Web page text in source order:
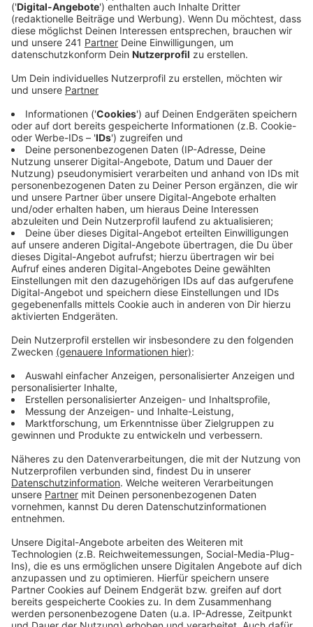
Alonso eine große Herausforderung.
Veröffentlicht:Dienstag, 02.01.2024 06:18
Wegen des Afrika-Cups fallen gleich mehrere
Stammspieler aus. Victor Boniface, Odilon Kossounou,
Edmond Tapsoba, und Amine Adli sind für die
Nationalmannschaften ihrer Heimatländer im Einsatz.
Wie gut das Spiel ohne sie klappt, kann die Werkself
am kommenden Sonntag zeigen. Dann findet das erste
Testspiel der Winterpause in der BayArena statt – und
zwar ab 15:00 Uhr gegen den FC Venedig. Eine Woche
später trifft Bayer 04 in der Bundesliga dann auswärts
auf den FC Augsburg.
Anzeige
Mehr Meldungen aus Leverkusen
Leverkusen: Was 2024 teurer wird
Jahreswechsel
Leverkusener Scala Cinema wegen Feuerwehreinsatz
geschlossen
Anzeige